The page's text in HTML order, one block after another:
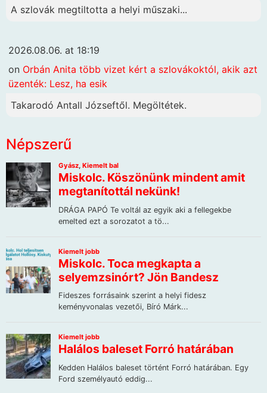
A szlovák megtiltotta a helyi műszaki...
2026.08.06. at 18:19
on Orbán Anita több vizet kért a szlovákoktól, akik azt
üzenték: Lesz, ha esik
Takarodó Antall Józseftől. Megöltétek.
Népszerű